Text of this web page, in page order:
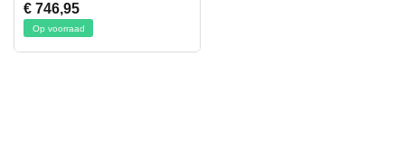
€ 746,95
Op voorraad